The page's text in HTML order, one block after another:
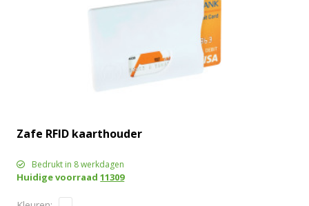
Zafe RFID kaarthouder
Bedrukt in 8 werkdagen
Huidige voorraad11309